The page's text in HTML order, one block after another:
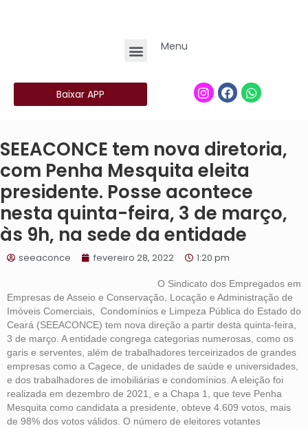
Menu
Baixar APP
SEEACONCE tem nova diretoria,
com Penha Mesquita eleita
presidente. Posse acontece
nesta quinta-feira, 3 de março,
às 9h, na sede da entidade
seeaconce fevereiro 28, 2022 1:20 pm
O Sindicato dos Empregados em
Empresas de Asseio e Conservação, Locação e Administração de
Imóveis Comerciais, Condomínios e Limpeza Pública do Estado do
Ceará (SEEACONCE) tem nova direção a partir desta quinta-feira,
3 de março. A entidade congrega categorias numerosas, como os
garis e serventes, além de trabalhadores terceirizados de grandes
empresas como a Cagece, de unidades de saúde e universidades,
e dos trabalhadores de imobiliárias e condomínios. A eleição foi
realizada em dezembro de 2021, e a Chapa 1, que teve Penha
Mesquita como candidata a presidente, obteve 4.609 votos, mais
de 98% dos votos válidos. O número de eleitores votantes